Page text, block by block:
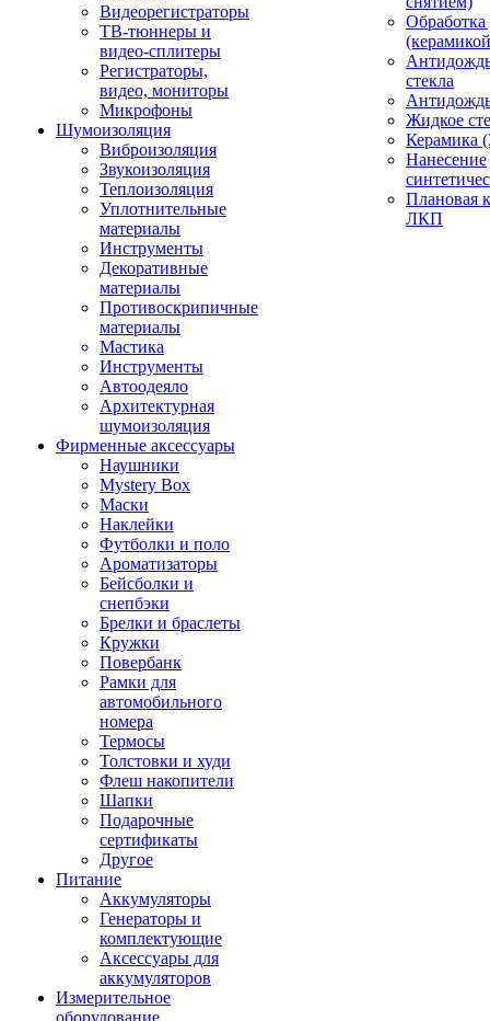
Видеорегистраторы
ТВ-тюннеры и
видео-сплитеры
Регистраторы,
видео, мониторы
Микрофоны
Шумоизоляция
Виброизоляция
Звукоизоляция
Теплоизоляция
Уплотнительные
материалы
Инструменты
Декоративные
материалы
Противоскрипичные
материалы
Мастика
Инструменты
Автоодеяло
Архитектурная
шумоизоляция
Фирменные аксессуары
Наушники
Mystery Box
Маски
Наклейки
Футболки и поло
Ароматизаторы
Бейсболки и
снепбэки
Брелки и браслеты
Кружки
Повербанк
Рамки для
автомобильного
номера
Термосы
Толстовки и худи
Флеш накопители
Шапки
Подарочные
сертификаты
Другое
Питание
Аккумуляторы
Генераторы и
комплектующие
Аксессуары для
аккумуляторов
Измерительное
оборудование
Обработка
стекла
Жидкое
Керамика
Нанесение
Плановая
ЛКП